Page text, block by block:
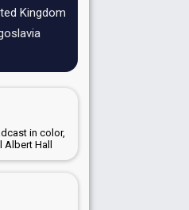
Kingdom
in color,
Albert Hall